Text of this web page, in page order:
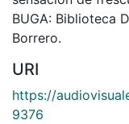
BUGA: Biblioteca
Borrero.
URI
https://
9376